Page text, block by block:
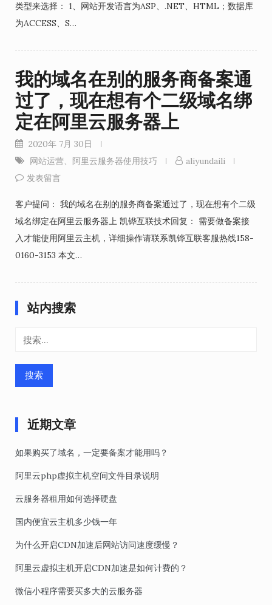
类型来选择： 1、网站开发语言为ASP、.NET、HTML；数据库
为ACCESS、S…
我的域名在别的服务商备案通
过了，现在想有个二级域名绑
定在阿里云服务器上
2020年 7月 30日
网站运营、 阿里云服务器使用技巧
aliyundaili
发表留言
客户提问： 我的域名在别的服务商备案通过了，现在想有个二级
域名绑定在阿里云服务器上 凯铧互联技术回复： 需要做备案接
入才能使用阿里云主机，详细操作请联系凯铧互联客服热线158-
0160-3153 本文…
站内搜索
近期文章
如果购买了域名，一定要备案才能用吗？
阿里云php虚拟主机空间文件目录说明
云服务器租用如何选择硬盘
国内便宜云主机多少钱一年
为什么开启CDN加速后网站访问速度缓慢？
阿里云虚拟主机开启CDN加速是如何计费的？
微信小程序需要买多大的云服务器